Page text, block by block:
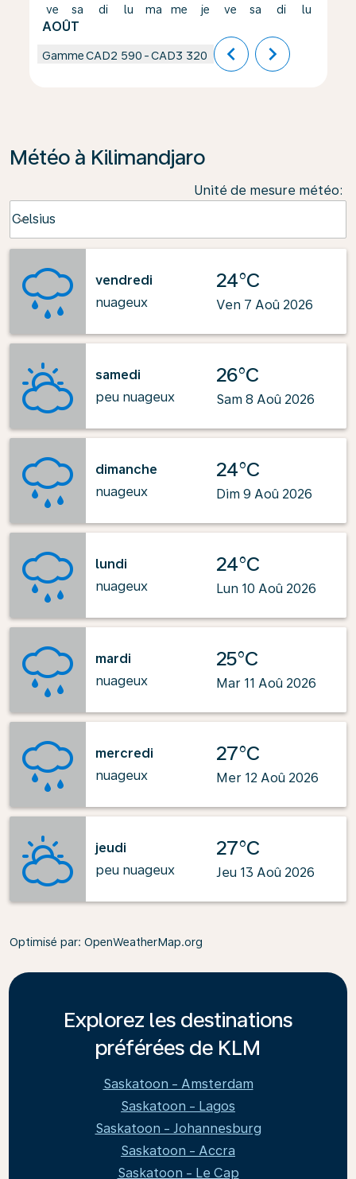
ve
AOÛT
sa di lu ma me je ve sa di lu
GammeCAD2 590 -CAD3 320 chevron_left chevron_right
Météo à Kilimandjaro
Unité de mesure météo:
Celsius
keyboard_arrow_down
vendredi
nuageux
24°C
Ven 7 Aoû 2026
samedi
peu nuageux
26°C
Sam 8 Aoû 2026
dimanche
nuageux
24°C
Dim 9 Aoû 2026
lundi
nuageux
24°C
Lun 10 Aoû 2026
mardi
nuageux
25°C
Mar 11 Aoû 2026
mercredi
nuageux
27°C
Mer 12 Aoû 2026
jeudi
peu nuageux
27°C
Jeu 13 Aoû 2026
Optimisé par: OpenWeatherMap.org
Explorez les destinations
préférées de KLM
Saskatoon - Amsterdam
Saskatoon - Lagos
Saskatoon - Johannesburg
Saskatoon - Accra
Saskatoon - Le Cap